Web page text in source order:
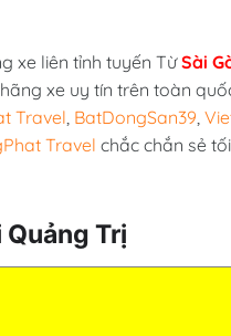
xe liên tỉnh tuyến TừSài
xe uy tín trên toàn
Travel BatDongSan39
Travel chắc chắn sẻ
Quảng Trị